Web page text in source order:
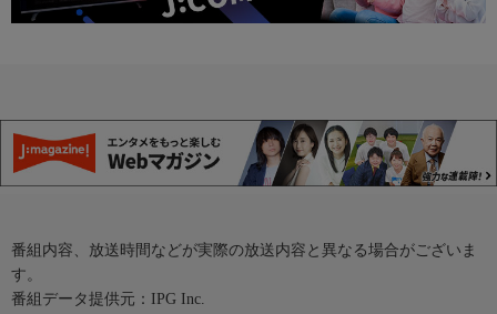
番組内容、放送時間などが実際の放送内容と異なる場合がございま
す。
番組データ提供元：IPG Inc.